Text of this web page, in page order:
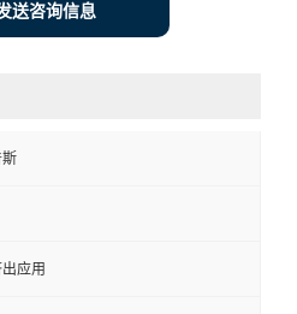
送咨询信息
应用